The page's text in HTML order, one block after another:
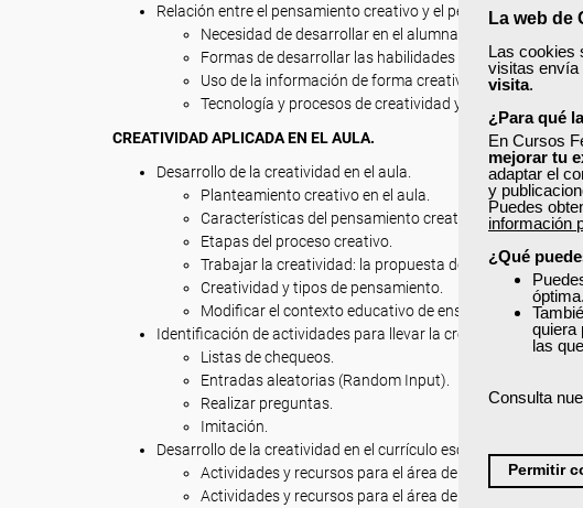
La web de
Las cookies
visitas envía
visita.
¿Para qué
En Cursos
mejorar tu
adaptar el
y
Puedes
información
¿Qué
óptima.
quiera
las
Consulta
Permitir
Relación entre el pensamiento creativo y el pensamiento
Necesidad de desarrollar en el alumnado la creatividad y
Formas de desarrollar las habilidades creativas y
Uso de la información de forma creativa y crítica.
Tecnología y procesos de creatividad y pensamiento
CREATIVIDAD APLICADA EN EL AULA.
Desarrollo de la creatividad en el aula.
Planteamiento creativo en el aula.
Características del pensamiento creativo.
Etapas del proceso creativo.
Trabajar la creatividad: la propuesta de Sternberg.
Creatividad y tipos de pensamiento.
Modificar el contexto educativo de enseñanza.
Identificación de actividades para llevar la creatividad al aula.
Listas de chequeos.
Entradas aleatorias (Random Input).
Realizar preguntas.
Imitación.
Desarrollo de la creatividad en el currículo escolar.
Actividades y recursos para el área de lengua y
Actividades y recursos para el área de matemáticas.